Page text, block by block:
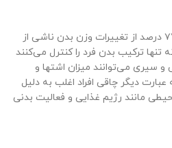
بر اساس تحقیقات، بین۴۰ تا ۷۷ درصد از تغییرات وزن بدن ناشی از
ترکیب بدن فرد را کنترل می‌کنند
و سیری می‌توانند میزان اشتها و
دیگر چاقی افراد اغلب به دلیل
مانند رژیم غذایی و فعالیت بدنی